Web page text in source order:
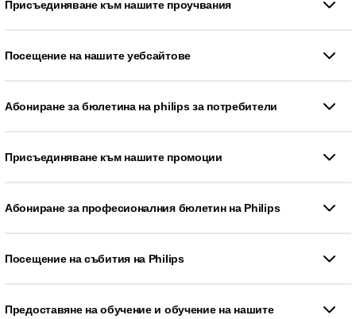
Присъединяване към нашите проучвания
Посещение на нашите уебсайтове
Абониране за бюлетина на philips за потребители
Присъединяване към нашите промоции
Абониране за професионалния бюлетин на Philips
Посещение на събития на Philips
Предоставяне на обучение и обучение на нашите